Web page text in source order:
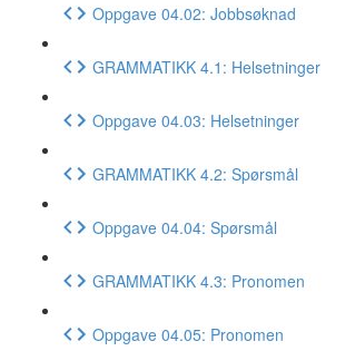
Oppgave 04.02: Jobbsøknad
GRAMMATIKK 4.1: Helsetninger
Oppgave 04.03: Helsetninger
GRAMMATIKK 4.2: Spørsmål
Oppgave 04.04: Spørsmål
GRAMMATIKK 4.3: Pronomen
Oppgave 04.05: Pronomen